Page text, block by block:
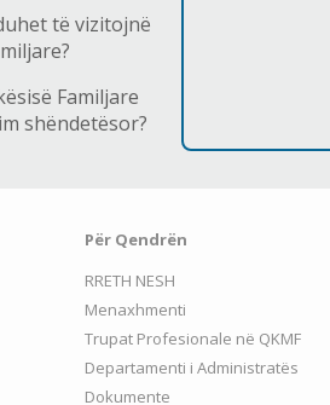
të vizitojnë
Familjare
shëndetësor?
Për Qendrën
RRETH NESH
Menaxhmenti
Trupat Profesionale në QKMF
Departamenti i Administratës
Dokumente